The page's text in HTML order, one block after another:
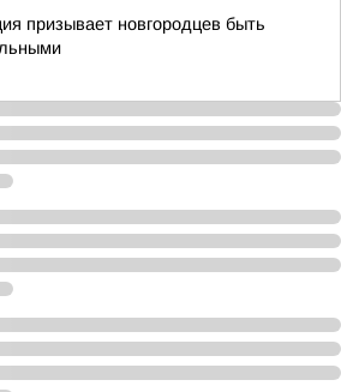
призывает новгородцев быть